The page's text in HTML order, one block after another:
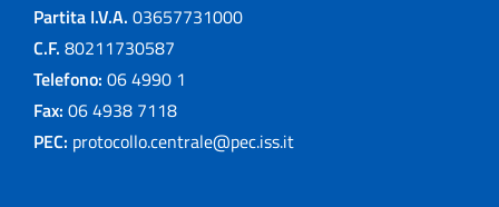
Partita I.V.A. 03657731000
C.F. 80211730587
Telefono: 06 4990 1
Fax: 06 4938 7118
PEC: protocollo.centrale@pec.iss.it